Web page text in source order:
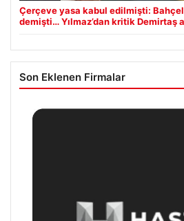
Çerçeve yasa kabul edilmişti:
demişti… Yılmaz’dan kritik Demirtaş
Son Eklenen Firmalar